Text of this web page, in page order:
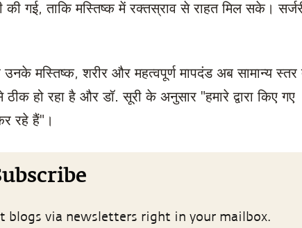
गई, ताकि मस्तिष्क में रक्तस्राव से राहत मिल सके।
मस्तिष्क, शरीर और महत्वपूर्ण मापदंड अब सामान्य
हो रहा है और डॉ. सूरी के अनुसार "हमारे द्वारा किए गए
रहे हैं"।
blogs via newsletters right in your mailbox.